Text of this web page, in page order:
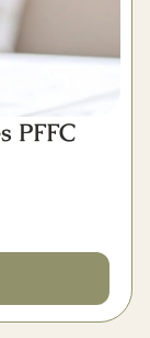
PFFC